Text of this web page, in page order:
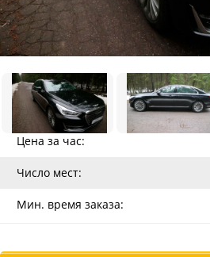
Цена за час:
Число мест:
Мин. время заказа: